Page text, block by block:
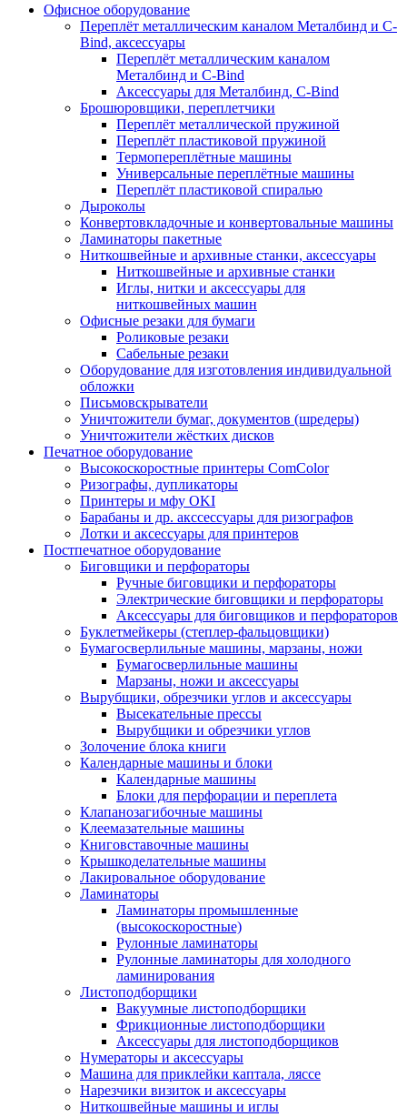
Офисное оборудование
Переплёт металлическим каналом Металбинд и C-
Bind, аксессуары
Переплёт металлическим каналом
Металбинд и C-Bind
Аксессуары для Металбинд, C-Bind
Брошюровщики, переплетчики
Переплёт металлической пружиной
Переплёт пластиковой пружиной
Термопереплётные машины
Универсальные переплётные машины
Переплёт пластиковой спиралью
Дыроколы
Конвертовкладочные и конвертовальные машины
Ламинаторы пакетные
Ниткошвейные и архивные станки, аксессуары
Ниткошвейные и архивные станки
Иглы, нитки и аксессуары для
ниткошвейных машин
Офисные резаки для бумаги
Роликовые резаки
Сабельные резаки
Оборудование для изготовления индивидуальной
обложки
Письмовскрыватели
Уничтожители бумаг, документов (шредеры)
Уничтожители жёстких дисков
Печатное оборудование
Высокоскоростные принтеры ComColor
Ризографы, дупликаторы
Принтеры и мфу OKI
Барабаны и др. акссессуары для ризографов
Лотки и аксессуары для принтеров
Постпечатное оборудование
Биговщики и перфораторы
Ручные биговщики и перфораторы
Электрические биговщики и перфораторы
Аксессуары для биговщиков и перфораторов
Буклетмейкеры (степлер-фальцовщики)
Бумагосверлильные машины, марзаны, ножи
Бумагосверлильные машины
Марзаны, ножи и аксессуары
Вырубщики, обрезчики углов и аксессуары
Высекательные прессы
Вырубщики и обрезчики углов
Золочение блока книги
Календарные машины и блоки
Календарные машины
Блоки для перфорации и переплета
Клапанозагибочные машины
Клеемазательные машины
Книговставочные машины
Крышкоделательные машины
Лакировальное оборудование
Ламинаторы
Ламинаторы промышленные
(высокоскоростные)
Рулонные ламинаторы
Рулонные ламинаторы для холодного
ламинирования
Листоподборщики
Вакуумные листоподборщики
Фрикционные листоподборщики
Аксессуары для листоподборщиков
Нумераторы и аксессуары
Машина для приклейки каптала, ляссе
Нарезчики визиток и аксессуары
Ниткошвейные машины и иглы